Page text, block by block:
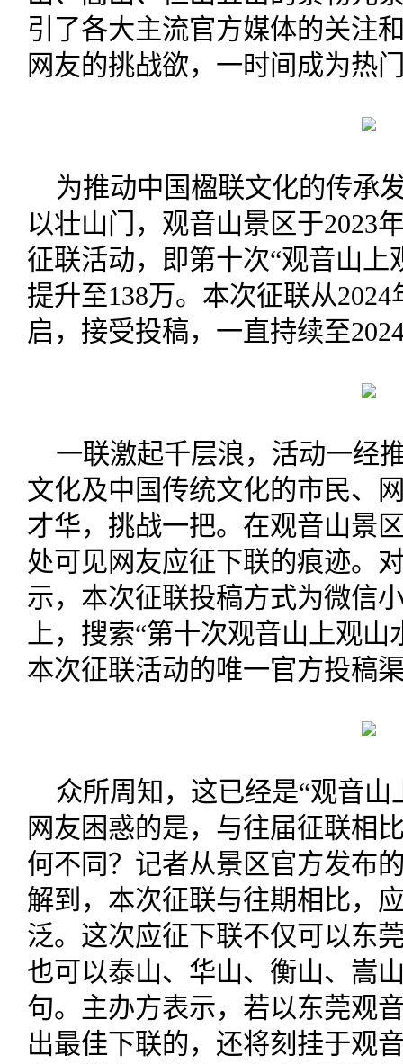
引了各大主流官方媒体的关注
网友的挑战欲，一时间成为热
为推动中国楹联文化的传承
以壮山门，观音山景区于2023
征联活动，即第十次“观音山上
提升至138万。本次征联从2024
启，接受投稿，一直持续至
一联激起千层浪，活动一经
文化及中国传统文化的市民、
才华，挑战一把。在观音山景
处可见网友应征下联的痕迹。
示，本次征联投稿方式为微信
上，搜索“第十次观音山上观山
本次征联活动的唯一官方投稿
众所周知，这已经是“观音
网友困惑的是，与往届征联相
何不同？记者从景区官方发布
解到，本次征联与往期相比，
泛。这次应征下联不仅可以东
也可以泰山、华山、衡山、嵩
句。主办方表示，若以东莞观
出最佳下联的，还将刻挂于观